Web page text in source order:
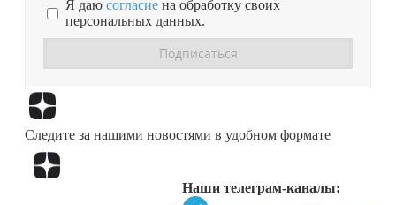
Я даю согласие на обработку своих
персональных данных.
Следите за нашими новостями в удобном формате
Наши телеграм-каналы: